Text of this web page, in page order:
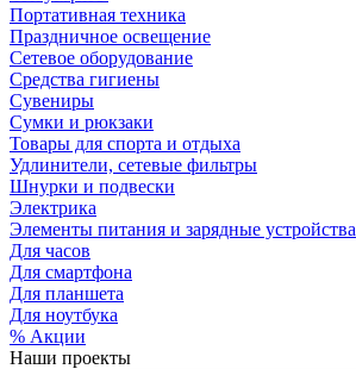
Портативная техника
Праздничное освещение
Сетевое оборудование
Средства гигиены
Сувениры
Сумки и рюкзаки
Товары для спорта и отдыха
Удлинители, сетевые фильтры
Шнурки и подвески
Электрика
Элементы питания и зарядные устройства
Для часов
Для смартфона
Для планшета
Для ноутбука
% Акции
Наши проекты